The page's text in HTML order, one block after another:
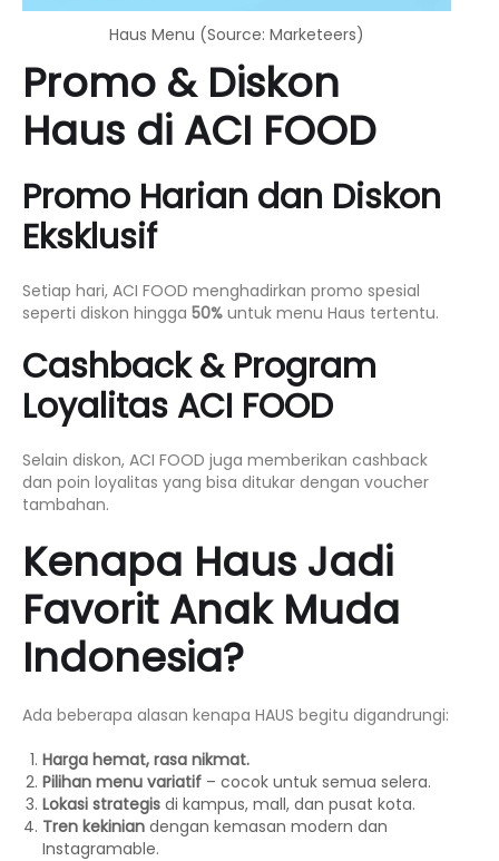
Haus Menu (Source: Marketeers)
Promo & Diskon
Haus di ACI FOOD
Promo Harian dan Diskon
Eksklusif
Setiap hari, ACI FOOD menghadirkan promo spesial
seperti diskon hingga 50% untuk menu Haus tertentu.
Cashback & Program
Loyalitas ACI FOOD
Selain diskon, ACI FOOD juga memberikan cashback
dan poin loyalitas yang bisa ditukar dengan voucher
tambahan.
Kenapa Haus Jadi
Favorit Anak Muda
Indonesia?
Ada beberapa alasan kenapa HAUS begitu digandrungi:
Harga hemat, rasa nikmat.
Pilihan menu variatif – cocok untuk semua selera.
Lokasi strategis di kampus, mall, dan pusat kota.
Tren kekinian dengan kemasan modern dan
Instagramable.